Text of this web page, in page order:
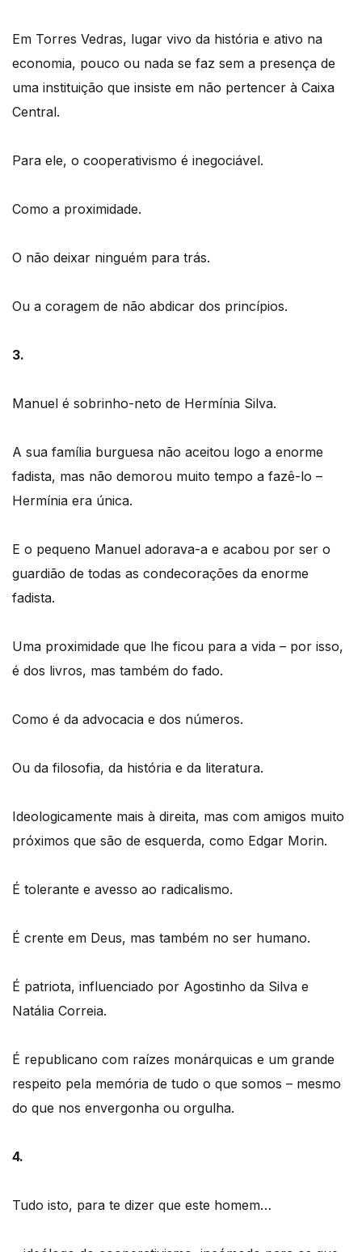
Em Torres Vedras, lugar vivo da história e ativo na
economia, pouco ou nada se faz sem a presença de
uma instituição que insiste em não pertencer à Caixa
Central.
Para ele, o cooperativismo é inegociável.
Como a proximidade.
O não deixar ninguém para trás.
Ou a coragem de não abdicar dos princípios.
3.
Manuel é sobrinho-neto de Hermínia Silva.
A sua família burguesa não aceitou logo a enorme
fadista, mas não demorou muito tempo a fazê-lo –
Hermínia era única.
E o pequeno Manuel adorava-a e acabou por ser o
guardião de todas as condecorações da enorme
fadista.
Uma proximidade que lhe ficou para a vida – por isso,
é dos livros, mas também do fado.
Como é da advocacia e dos números.
Ou da filosofia, da história e da literatura.
Ideologicamente mais à direita, mas com amigos muito
próximos que são de esquerda, como Edgar Morin.
É tolerante e avesso ao radicalismo.
É crente em Deus, mas também no ser humano.
É patriota, influenciado por Agostinho da Silva e
Natália Correia.
É republicano com raízes monárquicas e um grande
respeito pela memória de tudo o que somos – mesmo
do que nos envergonha ou orgulha.
4.
Tudo isto, para te dizer que este homem…